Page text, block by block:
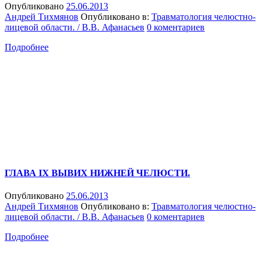
Опубликовано 25.06.2013
Андрей Тихмянов Опубликовано в: Травматология челюстно-
лицевой области. / В.В. Афанасьев 0 коментариев
Подробнее
ГЛАВА IX ВЫВИХ НИЖНЕЙ ЧЕЛЮСТИ.
Опубликовано 25.06.2013
Андрей Тихмянов Опубликовано в: Травматология челюстно-
лицевой области. / В.В. Афанасьев 0 коментариев
Подробнее